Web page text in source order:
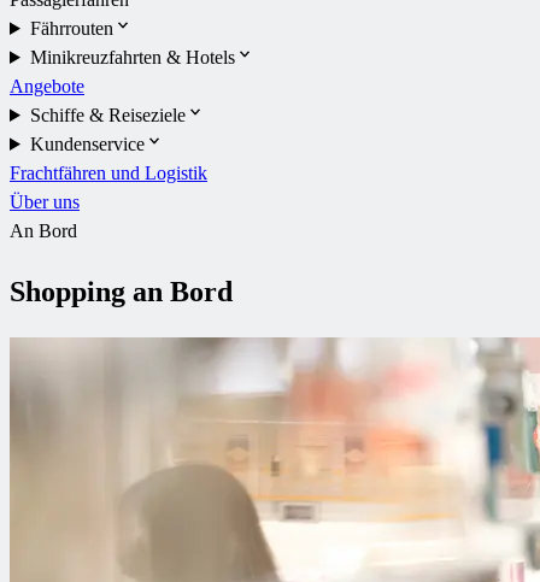
Fährrouten
Minikreuzfahrten & Hotels
Angebote
Schiffe & Reiseziele
Kundenservice
Frachtfähren und Logistik
Über uns
An Bord
Shopping an Bord